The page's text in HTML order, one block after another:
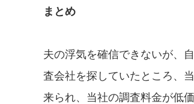
まとめ
夫の浮気を確信できないが、
査会社を探していたところ、
来られ、当社の調査料金が低